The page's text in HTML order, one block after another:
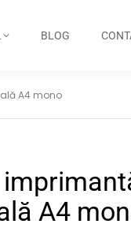
BLOG
A4 mono
A4